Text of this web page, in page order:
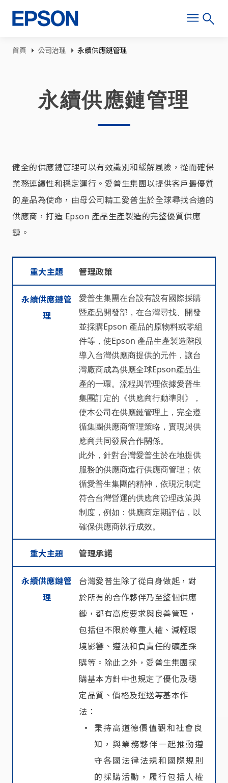
導航連結
首頁 公司治理 永續供應鏈管理
永續供應鏈管理
健全的供應鏈管理可以有效識別和緩解風險，從而確保
業務連續性和穩定運行。愛普生集團以提供客戶最優質
的產品為使命，由母公司精工愛普生於全球尋找合適的
供應商，打造 Epson 產品生產製造的完整優質供應
鏈。
重大主題 管理政策
永續供應鏈管
理
愛普生集團在台設有設有國際採購
暨產品開發部，在台灣尋找、開發
並採購Epson 產品的原物料或零組
件等，使Epson 產品生產製造階段
導入台灣供應商提供的元件，讓台
灣廠商成為供應全球Epson產品生
產的一環。流程與管理依據愛普生
集團訂定的《供應商行動準則》，
使本公司在供應鏈管理上，完全遵
循集團供應商管理策略，實現與供
應商共同發展合作關係。
此外，針對台灣愛普生於在地提供
服務的供應商進行供應商管理；依
循愛普生集團的精神，依現況制定
符合台灣營運的供應商管理政策與
制度，例如：供應商定期評估，以
確保供應商執行成效。
重大主題 管理承諾
永續供應鏈管
理
台灣愛普生除了從自身做起，對
於所有的合作夥伴乃至整個供應
鏈，都有高度要求與良善管理，
包括但不限於尊重人權、減輕環
境影響、遵法和負責任的礦產採
購等。除此之外，愛普生集團採
購基本方針中也規定了優化及穩
定品質、價格及運送等基本作
法：
秉持高道德價值觀和社會良
知，與業務夥伴一起推動遵
守各國法律法規和國際規則
的採購活動，履行包括人權